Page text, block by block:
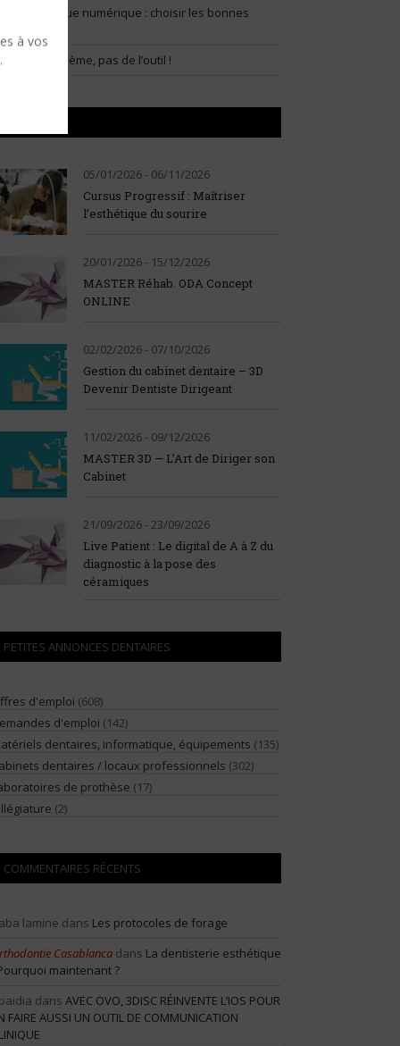
à vos
Flux prothétique numérique : choisir les bonnes
du problème, pas de l’outil !
05/01/2026 - 06/11/2026
Cursus Progressif : Maîtriser
l’esthétique du sourire
20/01/2026 - 15/12/2026
MASTER Réhab. ODA Concept
ONLINE
02/02/2026 - 07/10/2026
Gestion du cabinet dentaire – 3D
Devenir Dentiste Dirigeant
11/02/2026 - 09/12/2026
MASTER 3D — L’Art de Diriger son
Cabinet
21/09/2026 - 23/09/2026
Live Patient : Le digital de A à Z du
diagnostic à la pose des
céramiques
PETITES ANNONCES DENTAIRES
d'emploi (608)
d'emploi (142)
dentaires, informatique, équipements (135)
dentaires / locaux professionnels (302)
de prothèse (17)
(2)
COMMENTAIRES RÉCENTS
lamine dans Les protocoles de forage
Casablanca dans La dentisterie esthétique
maintenant ?
dans AVEC OVO, 3DISC RÉINVENTE L’IOS POUR
FAIRE AUSSI UN OUTIL DE COMMUNICATION